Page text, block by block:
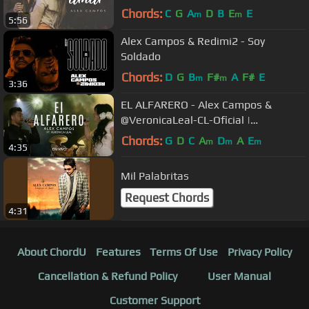
5:56 Chords: C G Am D B Em E
3:36
Alex Campos & Redimi2 - Soy
Soldado
Chords: D G Bm F#m A F# E
4:35
EL ALFARERO - Alex Campos &
@VeronicaLeal-CL-Oficial |
Momentos "En vivo" (Vídeo Oficial)
Chords: G D C Am Dm A Em
4:31
Mil Palabritas
Request Chords
About ChordU Features Terms Of Use
Privacy Policy
Cancellation & Refund Policy
User Manual
Customer Support